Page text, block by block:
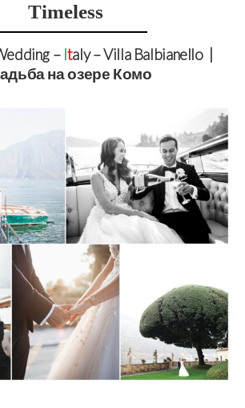
Timeless
– Italy – Villa Balbianello |
на озере Комо